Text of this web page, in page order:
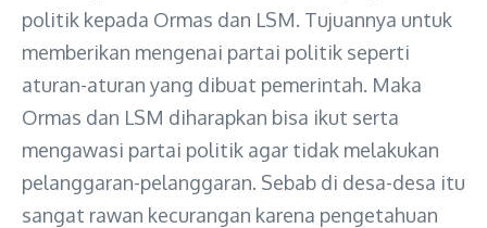
politik kepada Ormas dan LSM. Tujuannya untuk
memberikan mengenai partai politik seperti
aturan-aturan yang dibuat pemerintah. Maka
Ormas dan LSM diharapkan bisa ikut serta
mengawasi partai politik agar tidak melakukan
pelanggaran-pelanggaran. Sebab di desa-desa itu
sangat rawan kecurangan karena pengetahuan